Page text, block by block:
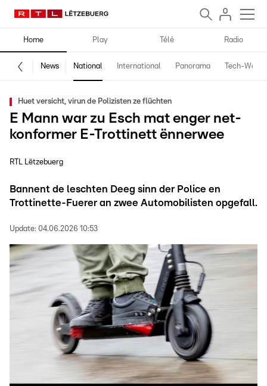
Home Play Télé Radio
News National International Panorama Tech-World
Huet versicht, virun de Polizisten ze flüchten
E Mann war zu Esch mat enger net-
konformer E-Trottinett ënnerwee
RTL Lëtzebuerg
Bannent de leschten Deeg sinn der Police en
Trottinette-Fuerer an zwee Automobilisten opgefall.
Update: 04.06.2026 10:53